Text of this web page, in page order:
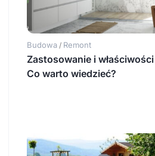
Budowa / Remont
Zastosowanie i
Co warto wiedzieć?